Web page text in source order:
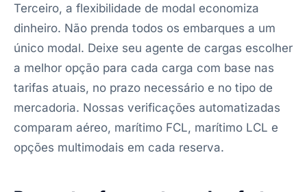
Terceiro, a flexibilidade de modal economiza
dinheiro. Não prenda todos os embarques a um
único modal. Deixe seu agente de cargas escolher
a melhor opção para cada carga com base nas
tarifas atuais, no prazo necessário e no tipo de
mercadoria. Nossas verificações automatizadas
comparam aéreo, marítimo FCL, marítimo LCL e
opções multimodais em cada reserva.